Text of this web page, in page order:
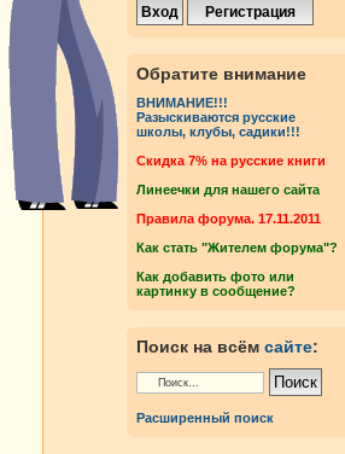
Обратите внимание
ВНИМАНИЕ!!!
Разыскиваются русские
школы, клубы, садики!!!
Cкидка 7% на русские книги
Линеечки для нашего сайта
Правила форума. 17.11.2011
Как стать "Жителем форума"?
Как добавить фото или
картинку в сообщение?
Поиск на всём сайте:
Расширенный поиск